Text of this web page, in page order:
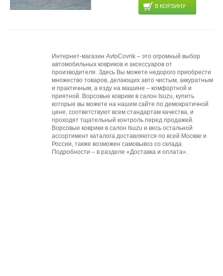
В КОРЗИНУ
Интернет-магазин AvtoCovrik – это огромный выбор
автомобильных ковриков и аксессуаров от
производителя. Здесь Вы можете недорого приобрести
множество товаров, делающих авто чистым, аккуратным
и практичным, а езду на машине – комфортной и
приятной. Ворсовые коврики в салон Isuzu, купить
которые вы можете на нашем сайте по демократичной
цене, соответствуют всем стандартам качества, и
проходят тщательный контроль перед продажей.
Ворсовые коврики в салон Isuzu и весь остальной
ассортимент каталога доставляются по всей Москве и
России, также возможен самовывоз со склада.
Подробности – в разделе «Доставка и оплата».